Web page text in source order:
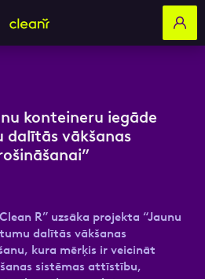
konteineru iegāde
vākšanas
R” uzsāka projekta “Jaunu
dalītās vākšanas
kura mērķis ir veicināt
sistēmas attīstību,